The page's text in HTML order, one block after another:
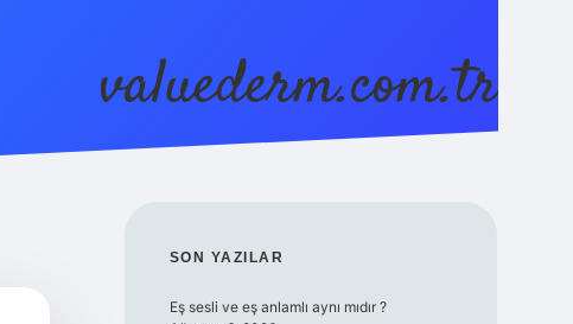
valuederm.com.tr
SIDEBAR
SON YAZILAR
Eş sesli ve eş anlamlı aynı mıdır ?